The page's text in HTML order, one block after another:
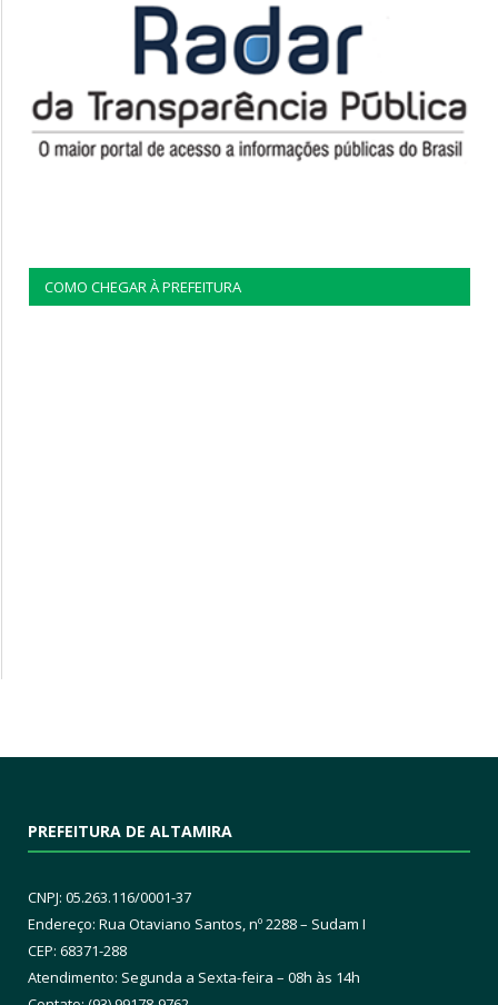
COMO CHEGAR À PREFEITURA
PREFEITURA DE ALTAMIRA
CNPJ: 05.263.116/0001-37
Endereço: Rua Otaviano Santos, nº 2288 – Sudam I
CEP: 68371-288
Atendimento: Segunda a Sexta-feira – 08h às 14h